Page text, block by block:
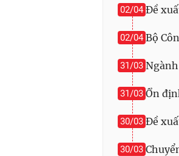
02/04 Đề
02/04 Bộ
31/03
31/03 Ổn
30/03 Đề
30/03